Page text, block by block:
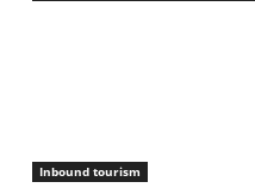
Inbound tourism